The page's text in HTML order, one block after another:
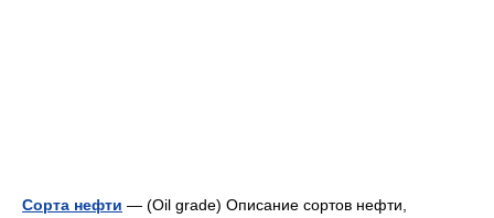
Сорта нефти — (Oil grade) Описание сортов нефти,